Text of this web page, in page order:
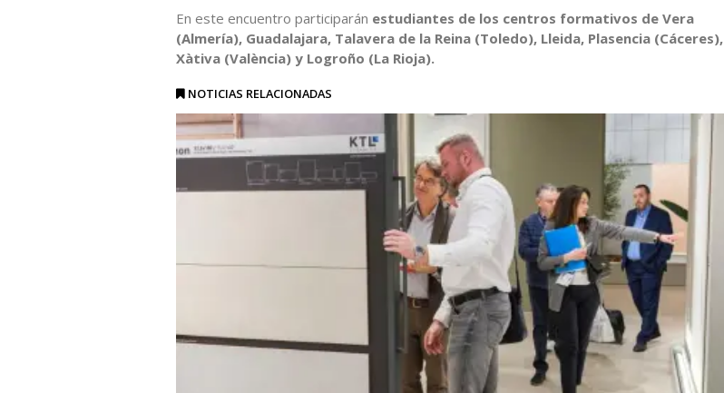
En este encuentro participarán estudiantes de los centros formativos de Vera
(Almería), Guadalajara, Talavera de la Reina (Toledo), Lleida, Plasencia (Cáceres),
Xàtiva (València) y Logroño (La Rioja).
NOTICIAS RELACIONADAS